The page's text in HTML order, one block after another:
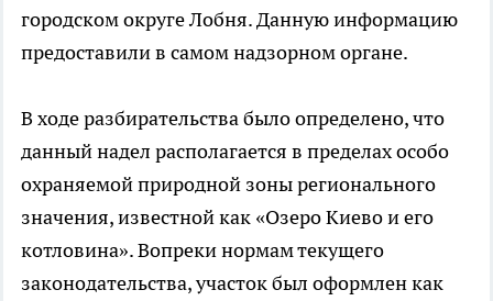
городском округе Лобня. Данную информацию
предоставили в самом надзорном органе.
В ходе разбирательства было определено, что
данный надел располагается в пределах особо
охраняемой природной зоны регионального
значения, известной как «Озеро Киево и его
котловина». Вопреки нормам текущего
законодательства, участок был оформлен как